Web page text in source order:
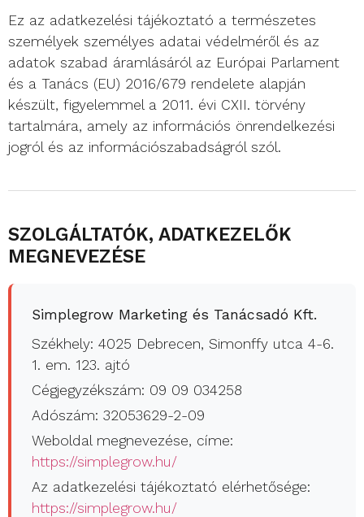
Ez az adatkezelési tájékoztató a természetes
személyek személyes adatai védelméről és az
adatok szabad áramlásáról az Európai Parlament
és a Tanács (EU) 2016/679 rendelete alapján
készült, figyelemmel a 2011. évi CXII. törvény
tartalmára, amely az információs önrendelkezési
jogról és az információszabadságról szól.
SZOLGÁLTATÓK, ADATKEZELŐK
MEGNEVEZÉSE
Simplegrow Marketing és Tanácsadó Kft.
Székhely: 4025 Debrecen, Simonffy utca 4-6.
1. em. 123. ajtó
Cégjegyzékszám: 09 09 034258
Adószám: 32053629-2-09
Weboldal megnevezése, címe:
https://simplegrow.hu/
Az adatkezelési tájékoztató elérhetősége:
https://simplegrow.hu/